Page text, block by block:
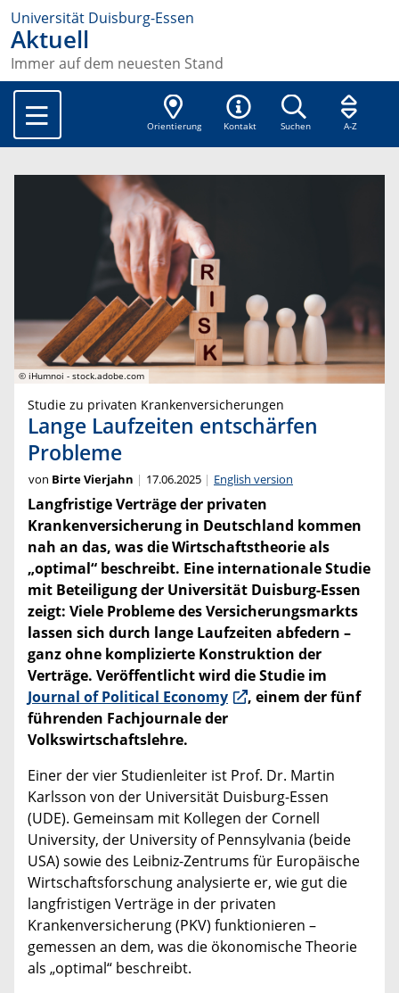
Universität Duisburg-Essen
Aktuell
Immer auf dem neuesten Stand
Orientierung Kontakt Suchen A-Z
© iHumnoi - stock.adobe.com
Studie zu privaten Krankenversicherungen
Lange Laufzeiten entschärfen
Probleme
von Birte Vierjahn 17.06.2025 English version
Langfristige Verträge der privaten
Krankenversicherung in Deutschland kommen
nah an das, was die Wirtschaftstheorie als
„optimal“ beschreibt. Eine internationale Studie
mit Beteiligung der Universität Duisburg-Essen
zeigt: Viele Probleme des Versicherungsmarkts
lassen sich durch lange Laufzeiten abfedern –
ganz ohne komplizierte Konstruktion der
Verträge. Veröffentlicht wird die Studie im
Journal of Political Economy
, einem der fünf
führenden Fachjournale der
Volkswirtschaftslehre.
Einer der vier Studienleiter ist Prof. Dr. Martin
Karlsson von der Universität Duisburg-Essen
(UDE). Gemeinsam mit Kollegen der Cornell
University, der University of Pennsylvania (beide
USA) sowie des Leibniz-Zentrums für Europäische
Wirtschaftsforschung analysierte er, wie gut die
langfristigen Verträge in der privaten
Krankenversicherung (PKV) funktionieren –
gemessen an dem, was die ökonomische Theorie
als „optimal“ beschreibt.